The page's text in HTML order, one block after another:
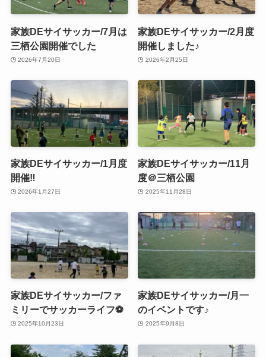
家族DEサイサッカー/7月は
三栖公園開催でした
2026年7月20日
家族DEサイサッカー/2月度
開催しました♪
2026年2月25日
家族DEサイサッカー/1月度
開催‼️
2026年1月27日
家族DEサイサッカー/11月
度＠三栖公園
2025年11月28日
家族DEサイサッカー/ファ
ミリーでサッカーライフ⚽️
2025年10月23日
家族DEサイサッカー/月一
のイベントです♪
2025年9月8日